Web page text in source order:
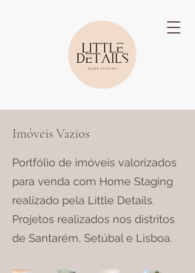
Imóveis Vazios
Portfólio de imóveis valorizados
para venda com Home Staging
realizado pela Little Details.
Projetos realizados nos distritos
de Santarém, Setúbal e Lisboa.